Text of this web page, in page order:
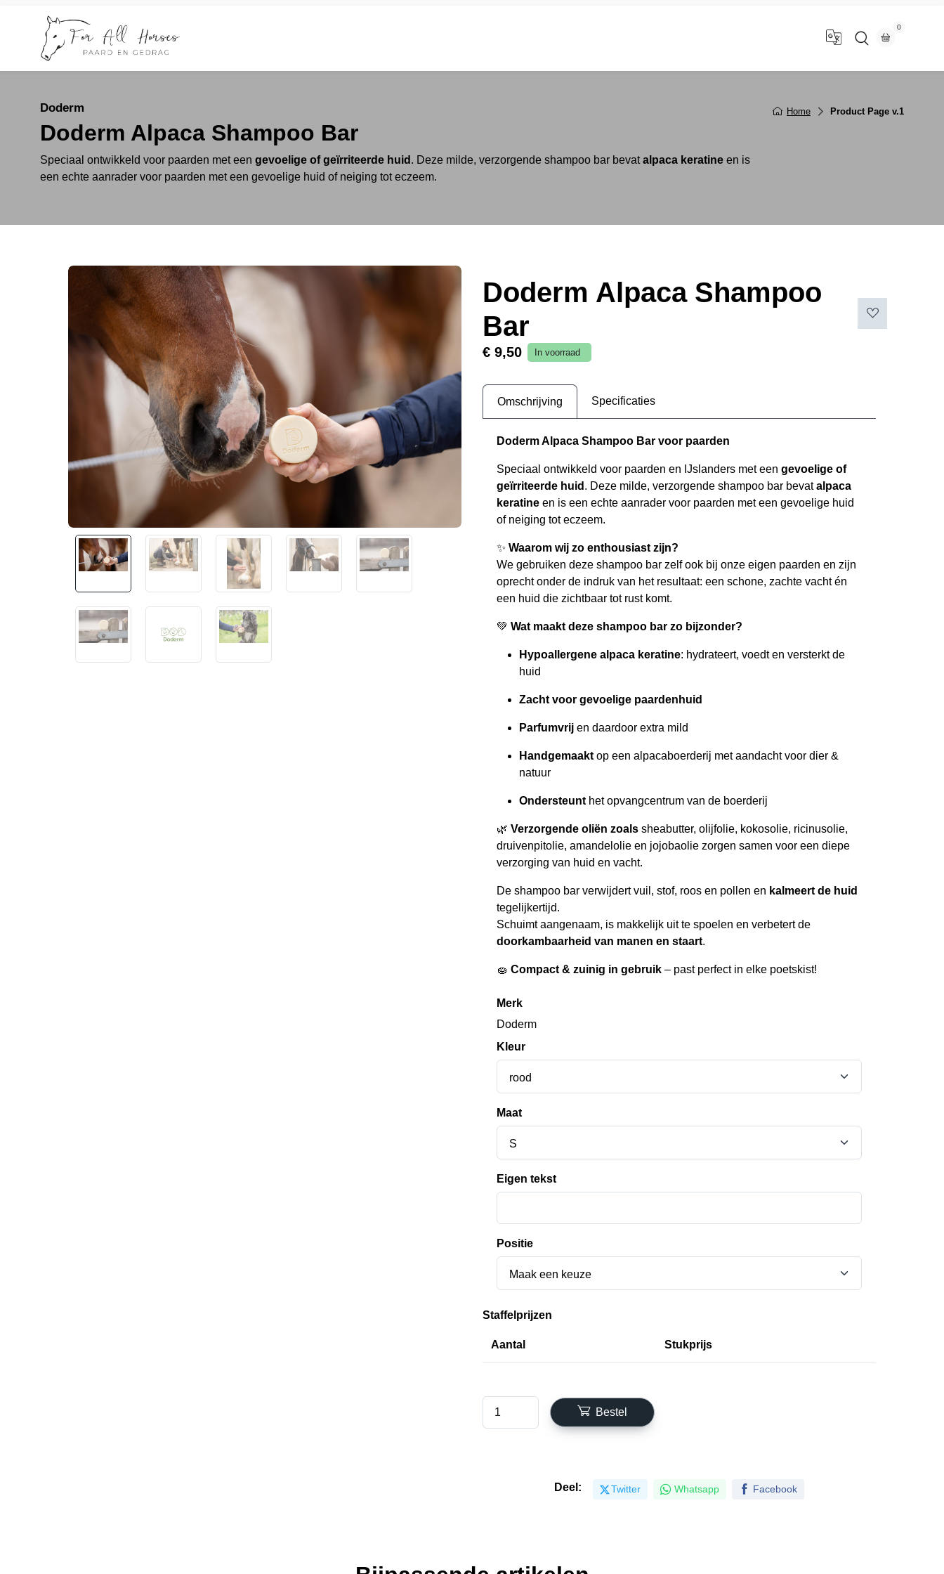
0
Home Product Page v.1
Doderm
Doderm Alpaca Shampoo Bar
Speciaal ontwikkeld voor paarden met een gevoelige of geïrriteerde huid . Deze milde, verzorgende shampoo bar bevatalpaca keratine en is
een echte aanrader voor paarden met een gevoelige huid of neiging tot eczeem.
Doderm Alpaca Shampoo
Bar
€ 9,50 In voorraad
Omschrijving Specificaties
Doderm Alpaca Shampoo Bar voor paarden
Speciaal ontwikkeld voor paarden en IJslanders met een gevoelige of
geïrriteerde huid . Deze milde, verzorgende shampoo bar bevatalpaca
keratine en is een echte aanrader voor paarden met een gevoelige huid
of neiging tot eczeem.
✨ Waarom wij zo enthousiast zijn?
We gebruiken deze shampoo bar zelf ook bij onze eigen paarden en zijn
oprecht onder de indruk van het resultaat: een schone, zachte vacht én
een huid die zichtbaar tot rust komt.
💚 Wat maakt deze shampoo bar zo bijzonder?
Hypoallergene alpaca keratine: hydrateert, voedt en versterkt de
huid
Zacht voor gevoelige paardenhuid
Parfumvrij en daardoor extra mild
Handgemaakt op een alpacaboerderij met aandacht voor dier &
natuur
Ondersteunt het opvangcentrum van de boerderij
🌿 Verzorgende oliën zoals sheabutter, olijfolie, kokosolie, ricinusolie,
druivenpitolie, amandelolie en jojobaolie zorgen samen voor een diepe
verzorging van huid en vacht.
De shampoo bar verwijdert vuil, stof, roos en pollen en kalmeert de huid
tegelijkertijd.
Schuimt aangenaam, is makkelijk uit te spoelen en verbetert de
doorkambaarheid van manen en staart.
🧽 Compact & zuinig in gebruik – past perfect in elke poetskist!
Merk
Doderm
Kleur
rood
Maat
S
Eigen tekst
Positie
Maak een keuze
Staffelprijzen
Aantal Stukprijs
Bestel
Deel: Twitter Whatsapp Facebook